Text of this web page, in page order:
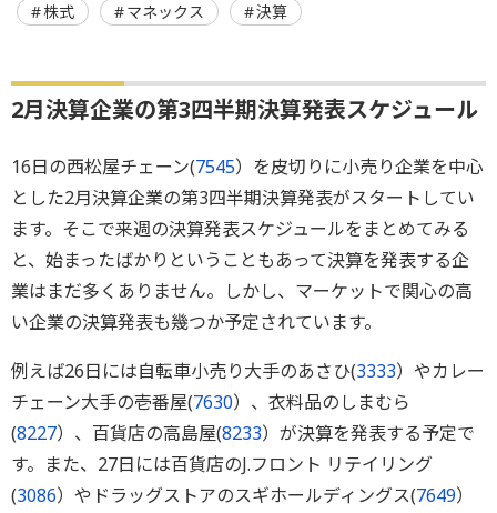
株式 マネックス 決算
2月決算企業の第3四半期決算発表スケジュール
16日の西松屋チェーン(7545）を皮切りに小売り企業を中心
とした2月決算企業の第3四半期決算発表がスタートしてい
ます。そこで来週の決算発表スケジュールをまとめてみる
と、始まったばかりということもあって決算を発表する企
業はまだ多くありません。しかし、マーケットで関心の高
い企業の決算発表も幾つか予定されています。
例えば26日には自転車小売り大手のあさひ(3333）やカレー
チェーン大手の壱番屋(7630）、衣料品のしまむら
(8227）、百貨店の高島屋(8233）が決算を発表する予定で
す。また、27日には百貨店のJ.フロント リテイリング
(3086）やドラッグストアのスギホールディングス(7649）